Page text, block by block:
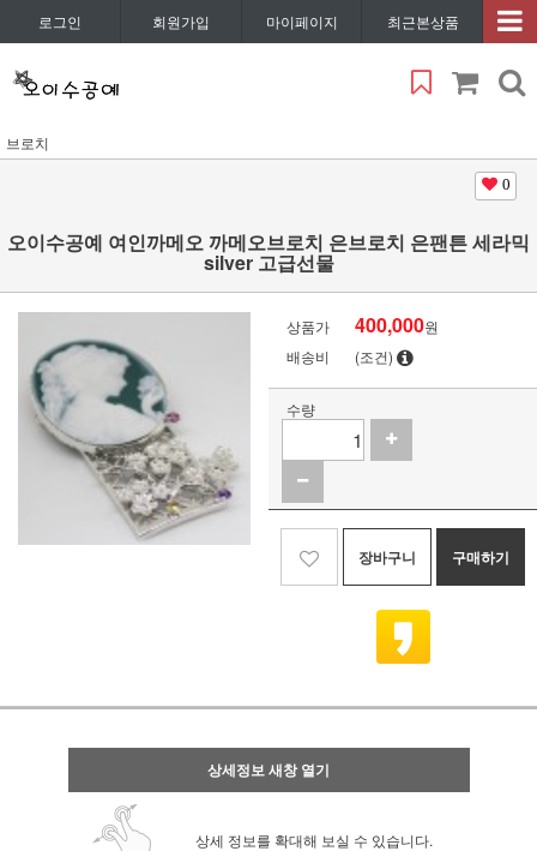
로그인 회원가입 마이페이지 최근본상품
브로치
0
오이수공예 여인까메오 까메오브로치 은브로치 은팬튼 세라믹
silver 고급선물
상품가 400,000원
배송비
(조건)
수량
장바구니 구매하기
상세정보 새창 열기
상세 정보를 확대해 보실 수 있습니다.